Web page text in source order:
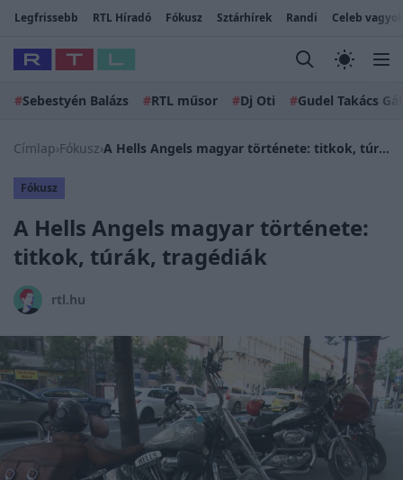
Legfrissebb RTL Híradó Fókusz Sztárhírek Randi Celeb
#Sebestyén Balázs #RTL műsor #Dj Oti #Gudel Takács
Címlap›Fókusz› A Hells Angels magyar története: titkok, túrák, tragédiák
Fókusz
A Hells Angels magyar története:
titkok, túrák, tragédiák
rtl.hu